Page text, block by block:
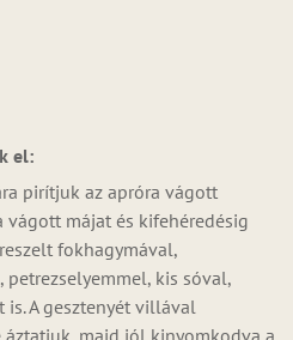
el:
pirítjuk az apróra vágott
vágott májat és kifehéredésig
fokhagymával,
kis sóval,
A gesztenyét villával
majd jól kinyomkodva a